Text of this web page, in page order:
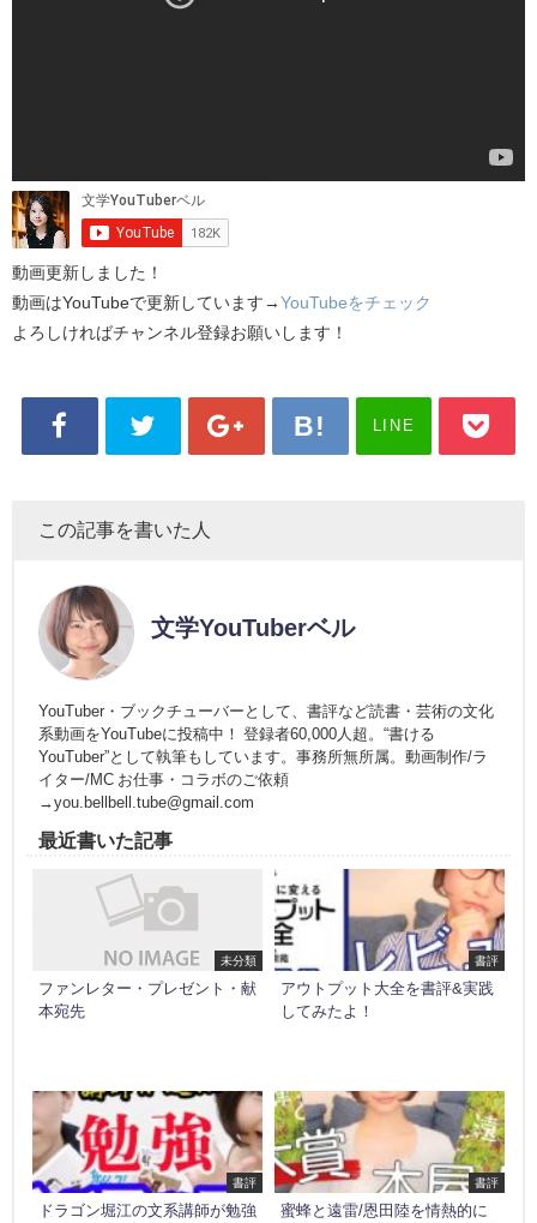
動画更新しました！
動画はYouTubeで更新しています→ YouTubeをチェック
よろしければチャンネル登録お願いします！
LINE
この記事を書いた人
文学YouTuberベル
YouTuber・ブックチューバーとして、書評など読書・芸術の文化
系動画をYouTubeに投稿中！ 登録者60,000人超。“書ける
YouTuber”として執筆もしています。事務所無所属。動画制作/ラ
イター/MC お仕事・コラボのご依頼
→you.bellbell.tube@gmail.com
最近書いた記事
未分類
ファンレター・プレゼント・献
本宛先
書評
アウトプット大全を書評&実践
してみたよ！
書評
ドラゴン堀江の文系講師が勉強
書評
蜜蜂と遠雷/恩田陸を情熱的に